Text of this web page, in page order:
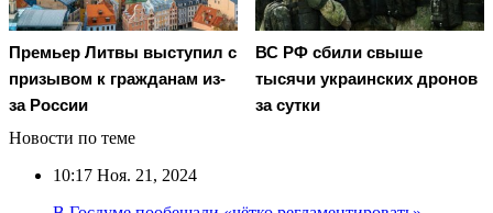
Премьер Литвы выступил с
призывом к гражданам из-
за России
ВС РФ сбили свыше
тысячи украинских дронов
за сутки
Новости по теме
10:17 Ноя. 21, 2024